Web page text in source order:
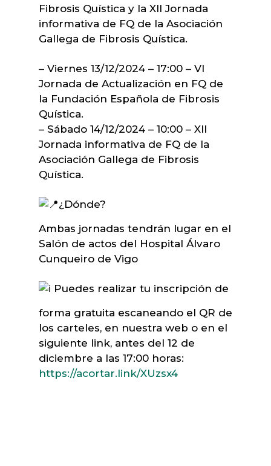
Fibrosis Quística y la XII Jornada
informativa de FQ de la Asociación
Gallega de Fibrosis Quística.
– Viernes 13/12/2024 – 17:00 – VI
Jornada de Actualización en FQ de
la Fundación Española de Fibrosis
Quística.
– Sábado 14/12/2024 – 10:00 – XII
Jornada informativa de FQ de la
Asociación Gallega de Fibrosis
Quística.
¿Dónde?
Ambas jornadas tendrán lugar en el
Salón de actos del Hospital Álvaro
Cunqueiro de Vigo
Puedes realizar tu inscripción de
forma gratuita escaneando el QR de
los carteles, en nuestra web o en el
siguiente link, antes del 12 de
diciembre a las 17:00 horas:
https://acortar.link/XUzsx4